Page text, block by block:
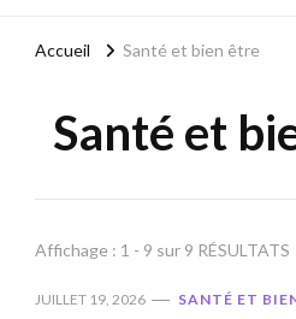
Accueil Santé et bien être
Santé et
Affichage : 1 - 9 sur 9 RÉSULTATS
JUILLET 19, 2026 SANTÉ ET